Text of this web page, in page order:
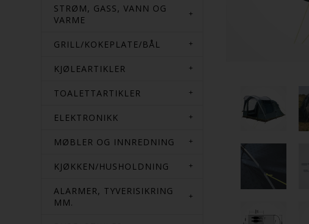
STRØM, GASS, VANN OG
VARME
GRILL/KOKEPLATE/BÅL
KJØLEARTIKLER
TOALETTARTIKLER
ELEKTRONIKK
MØBLER OG INNREDNING
KJØKKEN/HUSHOLDNING
ALARMER, TYVERISIKRING
MM.